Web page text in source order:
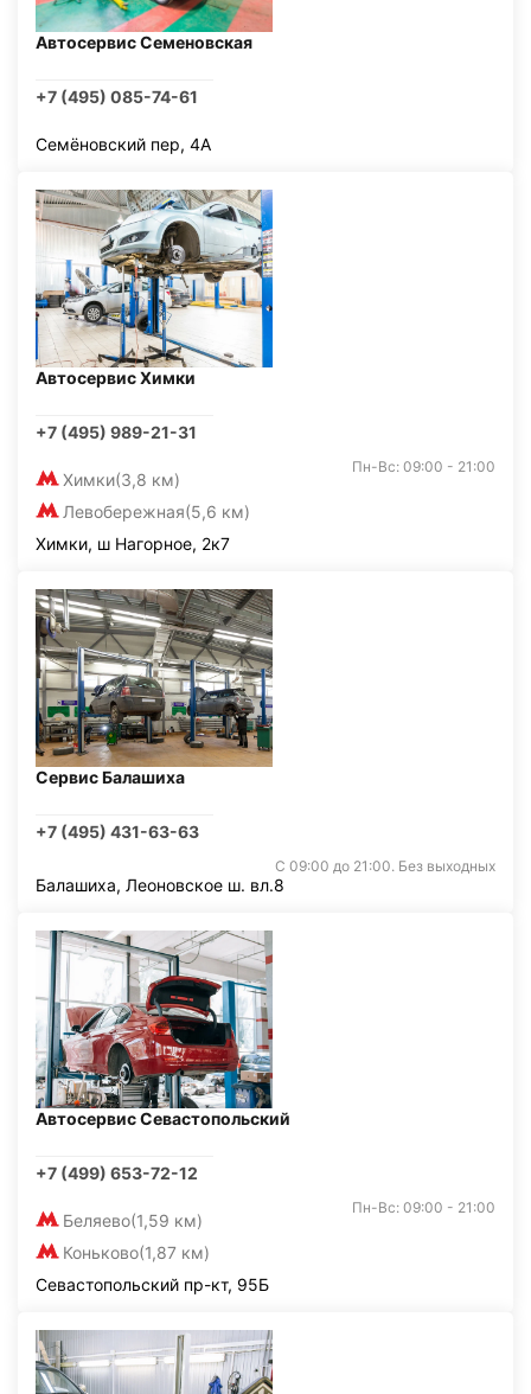
Автосервис Семеновская
+7 (495) 085-74-61
Семёновский пер, 4А
Автосервис Химки
+7 (495) 989-21-31
Химки(3,8 км)
Левобережная(5,6 км)
Пн-Вс: 09:00 - 21:00
Химки, ш Нагорное, 2к7
Сервис Балашиха
+7 (495) 431-63-63
С 09:00 до 21:00. Без выходных
Балашиха, Леоновское ш. вл.8
Автосервис Севастопольский
+7 (499) 653-72-12
Беляево(1,59 км)
Коньково(1,87 км)
Пн-Вс: 09:00 - 21:00
Севастопольский пр-кт, 95Б